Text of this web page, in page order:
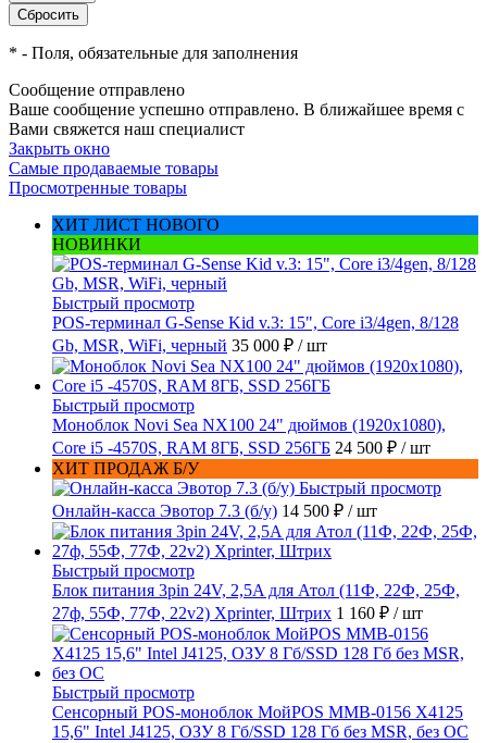
* - Поля, обязательные для заполнения
Сообщение отправлено
Ваше сообщение успешно отправлено. В ближайшее время с
Вами свяжется наш специалист
Закрыть окно
Самые продаваемые товары
Просмотренные товары
ХИТ ЛИСТ НОВОГО
НОВИНКИ
Быстрый просмотр
POS-терминал G-Sense Kid v.3: 15", Core i3/4gen, 8/128
Gb, MSR, WiFi, черный 35 000 ₽ / шт
Быстрый просмотр
Моноблок Novi Sea NX100 24" дюймов (1920x1080),
Core i5 -4570S, RAM 8ГБ, SSD 256ГБ 24 500 ₽ / шт
ХИТ ПРОДАЖ Б/У
Быстрый просмотр
Онлайн-касса Эвотор 7.3 (б/у) 14 500 ₽ / шт
Быстрый просмотр
Блок питания 3pin 24V, 2,5A для Атол (11Ф, 22Ф, 25Ф,
27ф, 55Ф, 77Ф, 22v2) Xprinter, Штрих 1 160 ₽ / шт
Быстрый просмотр
Сенсорный POS-моноблок МойPOS MMB-0156 X4125
15,6" Intel J4125, ОЗУ 8 Гб/SSD 128 Гб без MSR, без ОС